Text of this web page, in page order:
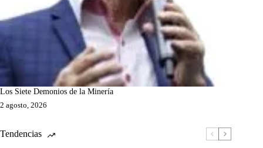
Los Siete Demonios de la Minería
2 agosto, 2026
Tendencias